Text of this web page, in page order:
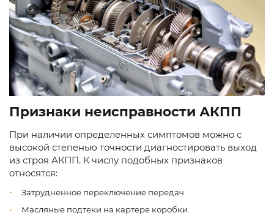
Признаки неисправности АКПП
При наличии определенных симптомов можно с
высокой степенью точности диагностировать выход
из строя АКПП. К числу подобных признаков
относятся:
Затрудненное переключение передач.
Масляные подтеки на картере коробки.